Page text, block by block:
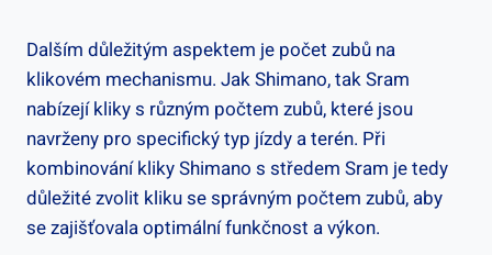
Dalším důležitým aspektem je ‍počet zubů na⁢
klikovém ⁢mechanismu. Jak⁤ Shimano,‍ tak⁤ Sram
nabízejí kliky s ‌různým počtem zubů, které jsou
navrženy pro specifický ‌typ jízdy a terén. Při
kombinování kliky Shimano s středem‍ Sram‌ je tedy
důležité⁣ zvolit kliku se správným počtem zubů, aby
se zajišťovala optimální funkčnost a výkon.